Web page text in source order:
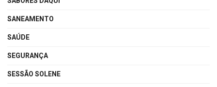
SANEAMENTO
SAÚDE
SEGURANÇA
SESSÃO SOLENE